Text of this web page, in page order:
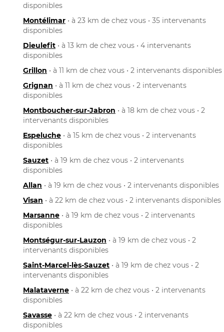
disponibles
Montélimar • à 23 km de chez vous • 35 intervenants
disponibles
Dieulefit • à 13 km de chez vous • 4 intervenants
disponibles
Grillon • à 11 km de chez vous • 2 intervenants disponibles
Grignan • à 11 km de chez vous • 2 intervenants
disponibles
Montboucher-sur-Jabron • à 18 km de chez vous • 2
intervenants disponibles
Espeluche • à 15 km de chez vous • 2 intervenants
disponibles
Sauzet • à 19 km de chez vous • 2 intervenants
disponibles
Allan • à 19 km de chez vous • 2 intervenants disponibles
Visan • à 22 km de chez vous • 2 intervenants disponibles
Marsanne • à 19 km de chez vous • 2 intervenants
disponibles
Montségur-sur-Lauzon • à 19 km de chez vous • 2
intervenants disponibles
Saint-Marcel-lès-Sauzet • à 19 km de chez vous • 2
intervenants disponibles
Malataverne • à 22 km de chez vous • 2 intervenants
disponibles
Savasse • à 22 km de chez vous • 2 intervenants
disponibles